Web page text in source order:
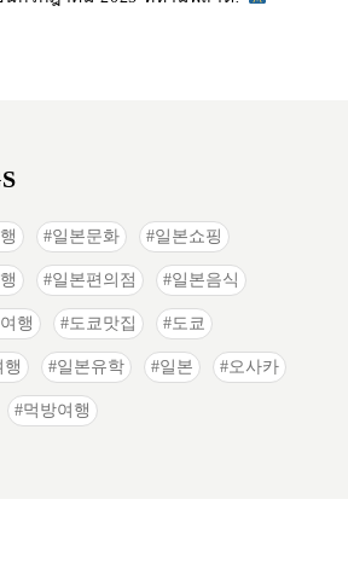
일본문화 일본쇼핑
일본편의점 일본음식
행 도쿄맛집 도쿄
행 일본유학 일본 오사카
먹방여행